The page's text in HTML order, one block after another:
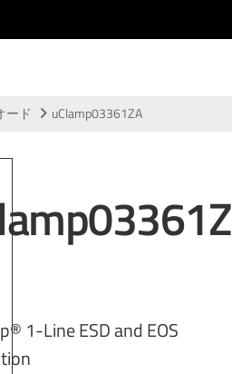
ード uClamp03361ZA
1-Line ESD and EOS